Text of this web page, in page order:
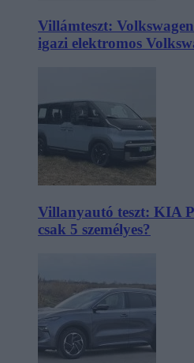
Villámteszt:
igazi elektromos
Villanyautó teszt: KIA
csak 5 személyes?